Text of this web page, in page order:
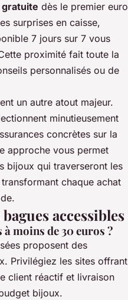
dès le premier euro
surprises en caisse,
7 jours sur 7 vous
proximité fait toute la
personnalisés ou de
un autre atout majeur.
minutieusement
concrètes sur la
approche vous permet
bijoux qui traverseront les
chaque achat
accessibles
moins de 30 euros ?
proposent des
Privilégiez les sites offrant
client réactif et livraison
bijoux.